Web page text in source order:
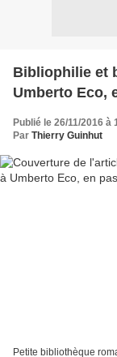
Bibliophilie et
Umberto Eco,
Publié le 26/11/2016 à
Par Thierry Guinhut
Petite bibliothèque